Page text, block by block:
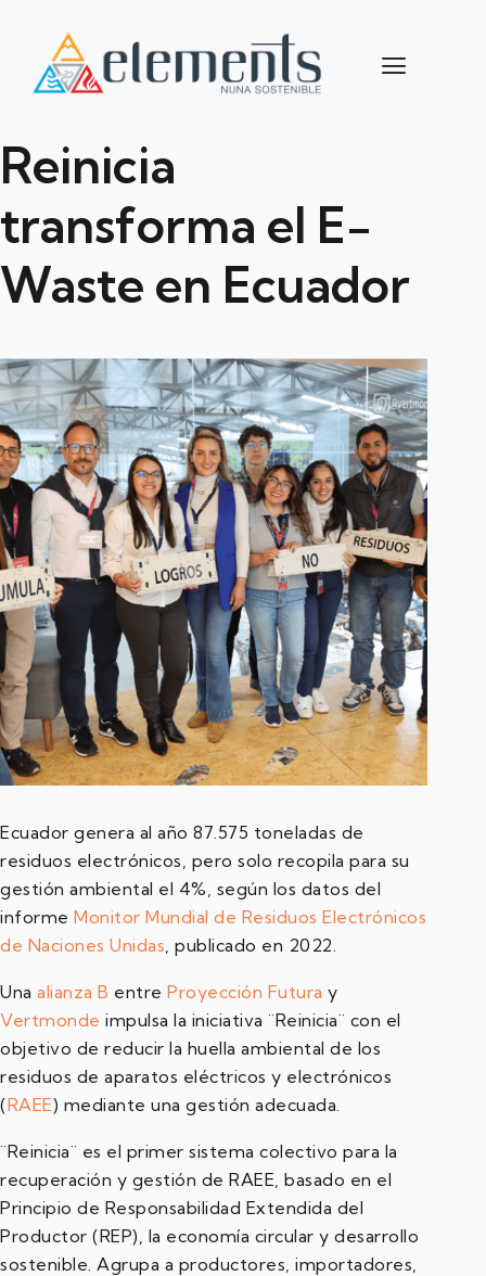
Reinicia
transforma el E-
Waste en Ecuador
Ecuador genera al año 87.575 toneladas de
residuos electrónicos, pero solo recopila para su
gestión ambiental el 4%, según los datos del
informe Monitor Mundial de Residuos Electrónicos
de Naciones Unidas, publicado en 2022.
Una alianza B entre Proyección Futura y
Vertmonde impulsa la iniciativa ¨Reinicia¨ con el
objetivo de reducir la huella ambiental de los
residuos de aparatos eléctricos y electrónicos
(RAEE) mediante una gestión adecuada.
¨Reinicia¨ es el primer sistema colectivo para la
recuperación y gestión de RAEE, basado en el
Principio de Responsabilidad Extendida del
Productor (REP), la economía circular y desarrollo
sostenible. Agrupa a productores, importadores,